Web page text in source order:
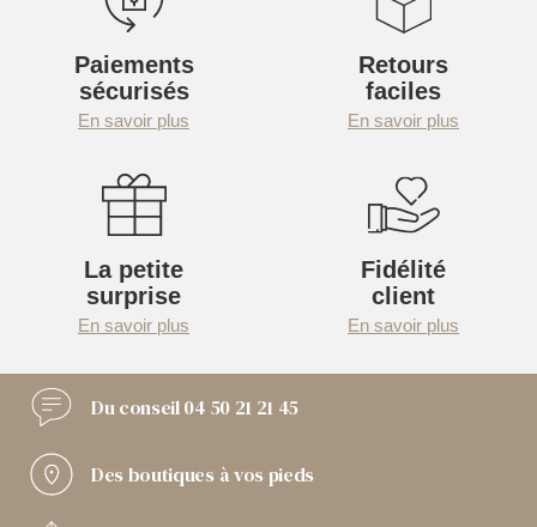
Paiements
sécurisés
En savoir plus
Retours
faciles
En savoir plus
La petite
surprise
En savoir plus
Fidélité
client
En savoir plus
Du conseil04 50 21 21 45
Des boutiques à vos pieds